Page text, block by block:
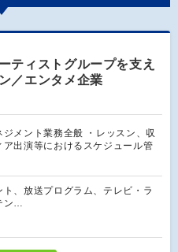
ティストグループを支え
／エンタメ企業
ジメント業務全般 ・レッスン、収
出演等におけるスケジュール管
、放送プログラム、テレビ・ラ
ン…